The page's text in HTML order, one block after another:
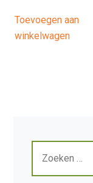
Toevoegen aan
winkelwagen